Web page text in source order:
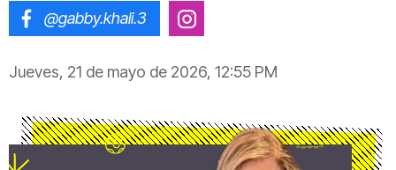
@gabby.khali.3
Jueves, 21 de mayo de 2026, 12:55 PM